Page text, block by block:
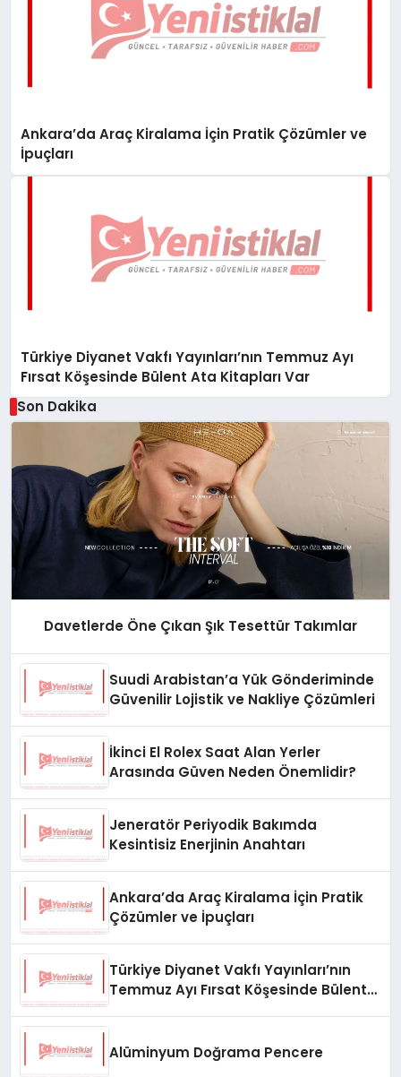
Ankara’da Araç Kiralama İçin Pratik Çözümler ve
İpuçları
Türkiye Diyanet Vakfı Yayınları’nın Temmuz Ayı
Fırsat Köşesinde Bülent Ata Kitapları Var
Son Dakika
Davetlerde Öne Çıkan Şık Tesettür Takımlar
Suudi Arabistan’a Yük Gönderiminde
Güvenilir Lojistik ve Nakliye Çözümleri
İkinci El Rolex Saat Alan Yerler
Arasında Güven Neden Önemlidir?
Jeneratör Periyodik Bakımda
Kesintisiz Enerjinin Anahtarı
Ankara’da Araç Kiralama İçin Pratik
Çözümler ve İpuçları
Türkiye Diyanet Vakfı Yayınları’nın
Temmuz Ayı Fırsat Köşesinde Bülent
Alüminyum Doğrama Pencere